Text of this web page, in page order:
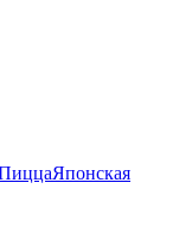
Японская